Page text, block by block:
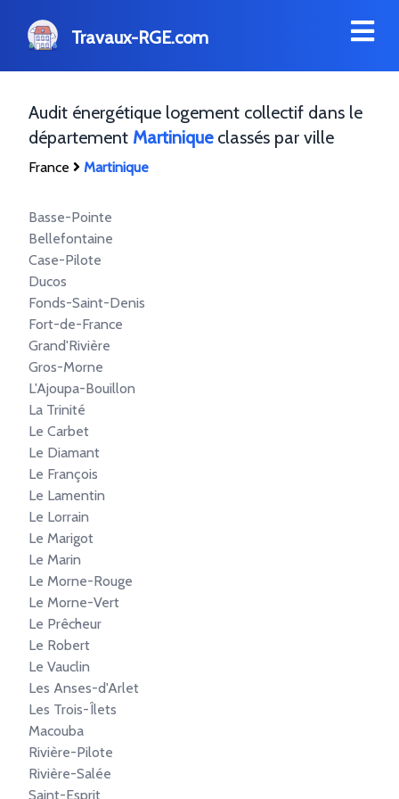
Travaux-RGE.com
Audit énergétique logement collectif dans le
département Martiniqueclassés par ville
France Martinique
Basse-Pointe
Bellefontaine
Case-Pilote
Ducos
Fonds-Saint-Denis
Fort-de-France
Grand'Rivière
Gros-Morne
L'Ajoupa-Bouillon
La Trinité
Le Carbet
Le Diamant
Le François
Le Lamentin
Le Lorrain
Le Marigot
Le Marin
Le Morne-Rouge
Le Morne-Vert
Le Prêcheur
Le Robert
Le Vauclin
Les Anses-d'Arlet
Les Trois-Îlets
Macouba
Rivière-Pilote
Rivière-Salée
Saint-Esprit